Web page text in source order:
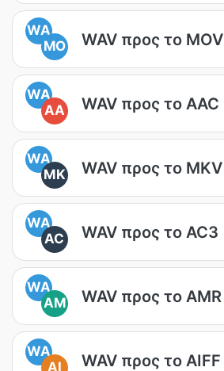
WA
MO
WAV προς το MOV
WA
AA
WAV προς το AAC
WA
MK
WAV προς το MKV
WA
AC
WAV προς το AC3
WA
AM
WAV προς το AMR
WA
AI
WAV προς το AIFF